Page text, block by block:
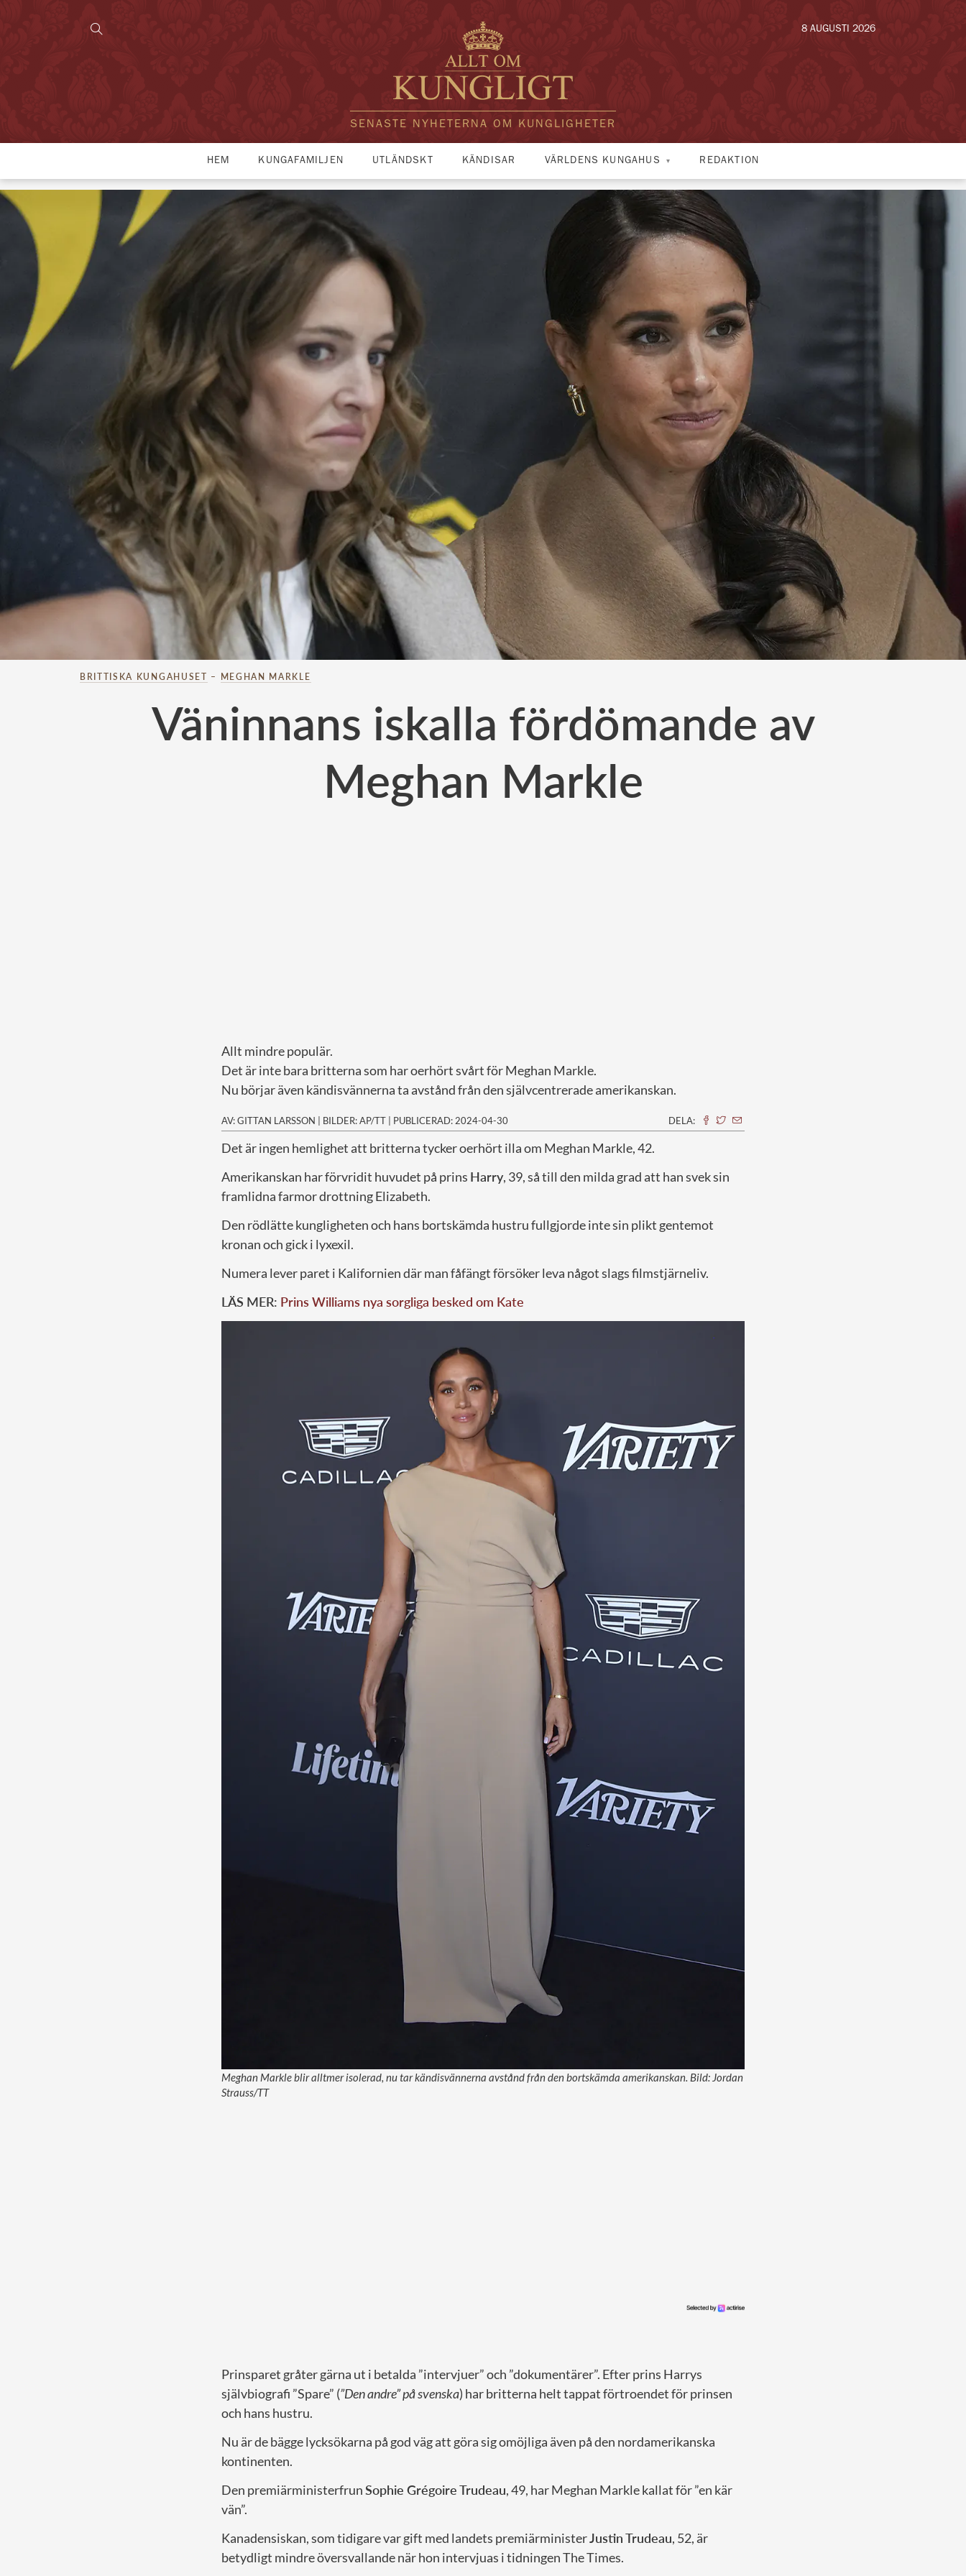
SENASTE NYHETERNA OM KUNGLIGHETER
8 AUGUSTI 2026
HEM KUNGAFAMILJEN UTLÄNDSKT KÄNDISAR VÄRLDENS KUNGAHUS REDAKTION
BRITTISKA KUNGAHUSET – MEGHAN MARKLE
Väninnans iskalla fördömande av
Meghan Markle
Allt mindre populär.
Det är inte bara britterna som har oerhört svårt för Meghan Markle.
Nu börjar även kändisvännerna ta avstånd från den självcentrerade amerikanskan.
AV: GITTAN LARSSON | BILDER: AP/TT | PUBLICERAD: 2024-04-30 DELA:
Det är ingen hemlighet att britterna tycker oerhört illa om Meghan Markle, 42.
Amerikanskan har förvridit huvudet på prins Harry, 39, så till den milda grad att han svek sin
framlidna farmor drottning Elizabeth.
Den rödlätte kungligheten och hans bortskämda hustru fullgjorde inte sin plikt gentemot
kronan och gick i lyxexil.
Numera lever paret i Kalifornien där man fåfängt försöker leva något slags filmstjärneliv.
LÄS MER: Prins Williams nya sorgliga besked om Kate
Meghan Markle blir alltmer isolerad, nu tar kändisvännerna avstånd från den bortskämda amerikanskan. Bild: Jordan
Strauss/TT
Prinsparet gråter gärna ut i betalda ”intervjuer” och ”dokumentärer”. Efter prins Harrys
självbiografi ”Spare” (”Den andre” på svenska) har britterna helt tappat förtroendet för prinsen
och hans hustru.
Nu är de bägge lycksökarna på god väg att göra sig omöjliga även på den nordamerikanska
kontinenten.
Den premiärministerfrunSophie Grégoire Trudeau, 49, har Meghan Markle kallat för ”en kär
vän”.
Kanadensiskan, som tidigare var gift med landets premiärministerJustinTrudeau, 52, är
betydligt mindre översvallande när hon intervjuas i tidningen The Times.